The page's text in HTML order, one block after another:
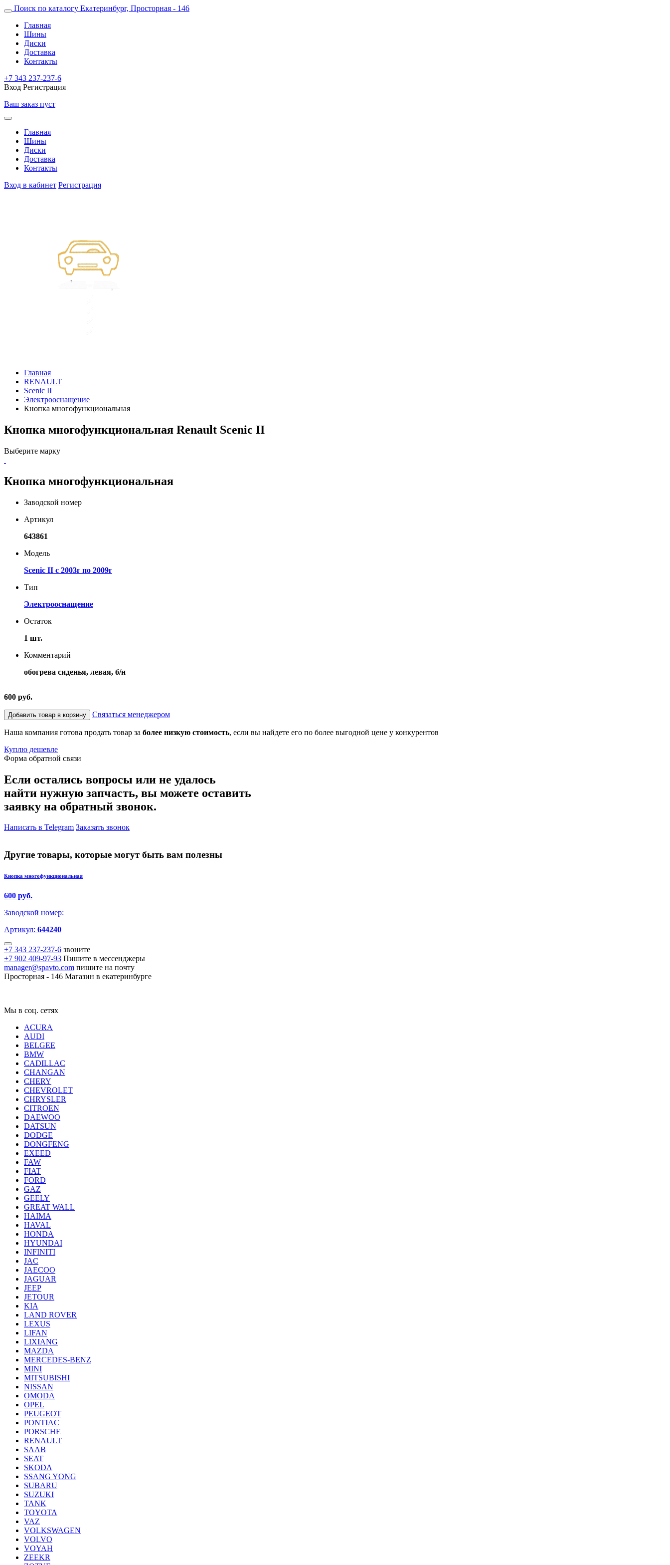
Поиск по каталогу Екатеринбург, Просторная - 146
Главная
Шины
Диски
Доставка
Контакты
+7 343 237-237-6
Вход Регистрация
Ваш заказ пуст
Главная
Шины
Диски
Доставка
Контакты
Вход в кабинет Регистрация
Главная
RENAULT
Scenic II
Электрооснащение
Кнопка многофункциональная
Кнопка многофункциональная Renault Scenic II
Выберите марку
Кнопка многофункциональная
Заводской номер
Артикул
643861
Модель
Scenic II с 2003г по 2009г
Тип
Электрооснащение
Остаток
1 шт.
Комментарий
обогрева сиденья, левая, б/н
600 руб.
Добавить товар в корзину Связаться менеджером
Наша компания готова продать товар за более низкую стоимость, если вы найдете его по более выгодной цене у конкурентов
Куплю дешевле
Форма обратной связи
Если остались вопросы или не удалось
найти нужную запчасть, вы можете оставить
заявку на обратный звонок.
Написать в Telegram Заказать звонок
Другие товары, которые могут быть вам полезны
Кнопка многофункциональная
600 руб.
Заводской номер:
Артикул: 644240
+7 343 237-237-6 звоните
+7 902 409-97-93 Пишите в мессенджеры
manager@spavto.com пишите на почту
Просторная - 146 Магазин в екатеринбурге
Мы в соц. сетях
ACURA
AUDI
BELGEE
BMW
CADILLAC
CHANGAN
CHERY
CHEVROLET
CHRYSLER
CITROEN
DAEWOO
DATSUN
DODGE
DONGFENG
EXEED
FAW
FIAT
FORD
GAZ
GEELY
GREAT WALL
HAIMA
HAVAL
HONDA
HYUNDAI
INFINITI
JAC
JAECOO
JAGUAR
JEEP
JETOUR
KIA
LAND ROVER
LEXUS
LIFAN
LIXIANG
MAZDA
MERCEDES-BENZ
MINI
MITSUBISHI
NISSAN
OMODA
OPEL
PEUGEOT
PONTIAC
PORSCHE
RENAULT
SAAB
SEAT
SKODA
SSANG YONG
SUBARU
SUZUKI
TANK
TOYOTA
VAZ
VOLKSWAGEN
VOLVO
VOYAH
ZEEKR